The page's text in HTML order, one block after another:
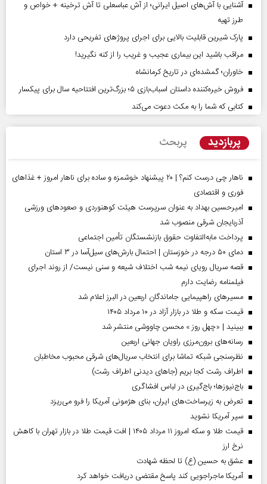
آشنایی با آش‌های اصیل ایرانی؛ از آش عباسعلی تا آش ترخینه + خواص و
طرز تهیه
پارک شیرین قابلیت‌ بالایی برای اجرای پروژهای تفریحی دارد
مراقب باشید این بیماری عجیب و غریب را از کنه نگیرید!
خاوران؛ گمشده‌ای در تاریخ کرمانشاه
فروش خیره‌کننده داستان اسباب‌بازی ۵؛ بزرگ‌ترین افتتاحیه سال برای پیکسار
کتابی که شما را به مکث دعوت می‌کند
پربازدید پربحث
ناهار چی درست کنم؟ | ۲۰ پیشنهاد خوشمزه و ساده برای ناهار امروز + غذاهای
فوری و اقتصادی
امیرحسین بهداد به عنوان سرپرست هیئت کوهنوردی و صعودهای ورزشی
آذربایجان شرقی منصوب شد
پرداخت مابه‌التفاوت حقوق بازنشستگان تأمین اجتماعی
دمای ۵۰ درجه در خوزستان | احتمال بارش‌های سیل‌آسا در ۳ استان
قصه سریال رویای نیمه شب اختلاف شیعه و سنی نیست/ از روند اجرای
فیلمنامه رضایت دارم
مسیر‌های راهپیمایی جاماندگان اربعین در البرز اعلام شد
قیمت سکه و طلا در بازار آزاد در ۱۰ مرداد ۱۴۰۵
ببینید | «چهل روز » محسن چاووشی منتشر شد
رسانه‌های برون‌مرزی راویان جهانی اربعین
نظرسنجی شبکه تماشا برای انتخاب سریال‌های شرقی محبوب مخاطبان
اطراف رشت کجا بریم (جاهای دیدنی اطراف رشت)
باج‌نیوزها؛ باج‌گیری در لباس افشاگری
تعرض به زیرساخت‌های ایران، بنای هژمونی آمریکا را فرو می‌ریزد
سپر آمریکا نشوید
قیمت طلا و سکه امروز ۱۱ مرداد ۱۴۰۵ | افت قیمت طلا در بازار تهران با کاهش
نرخ ارز
عشق به حسین (ع) تا لحظه شهادت
آمریکا ماجراجویی کند پاسخ مقتضی دریافت خواهد کرد